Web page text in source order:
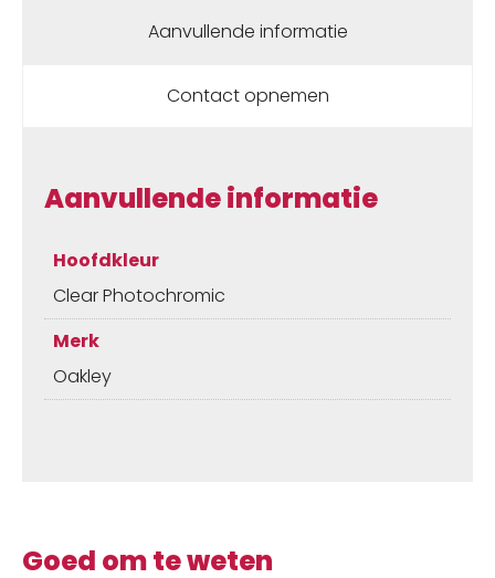
Aanvullende informatie
Contact opnemen
Aanvullende informatie
Hoofdkleur
Clear Photochromic
Merk
Oakley
Goed om te weten